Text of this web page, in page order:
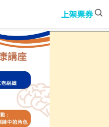
上架票券